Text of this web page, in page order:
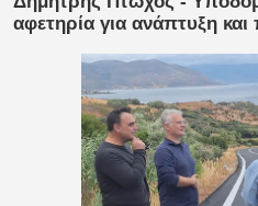
αφετηρία για ανάπτυξη και